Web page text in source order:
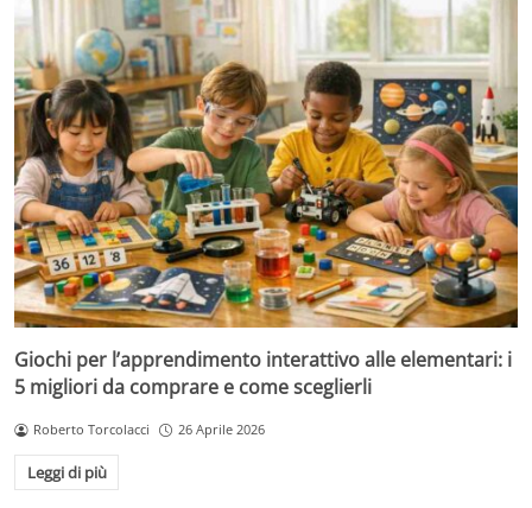
Giochi per l’apprendimento interattivo alle elementari: i
5 migliori da comprare e come sceglierli
Roberto Torcolacci 26 Aprile 2026
Leggi di più